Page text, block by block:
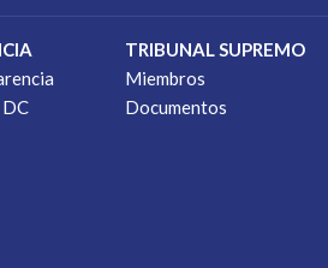
TRIBUNAL SUPREMO
Miembros
Documentos